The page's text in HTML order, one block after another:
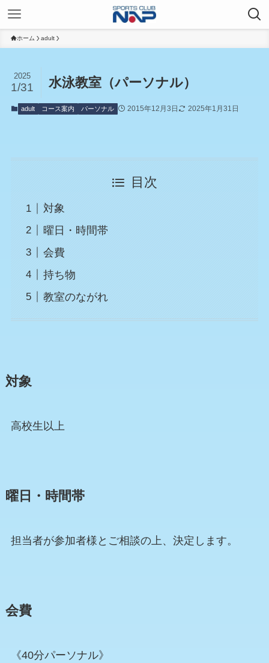
ホーム adult
水泳教室（パーソナル）
2025
1/31
adult コース案内 パーソナル 2015年12月3日 2025年1月31日
目次
対象
曜日・時間帯
会費
持ち物
教室のながれ
対象
高校生以上
曜日・時間帯
担当者が参加者様とご相談の上、決定します。
会費
《40分パーソナル》